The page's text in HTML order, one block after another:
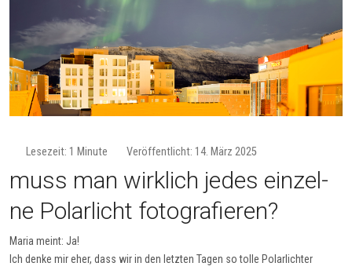
Lesezeit: 1 Minute Veröffentlicht: 14. März 2025
muss man wirklich jedes ein­zel­
ne Po­lar­licht fo­to­gra­fie­ren?
Maria meint: Ja!
Ich denke mir eher, dass wir in den letzten Tagen so tolle Polarlichter